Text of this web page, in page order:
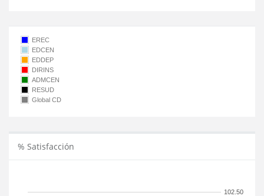
EREC
EDCEN
EDDEP
DIRINS
ADMCEN
RESUD
Global CD
% Satisfacción
102.50